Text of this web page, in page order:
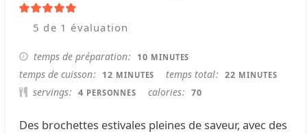
5 de 1 évaluation
temps de préparation 10 MINUTES
MINUTES
temps de cuisson 12 MINUTES
MINUTES temps total 22 MINUTES
MINUTES
servings 4 PERSONNES calories 70
Des brochettes estivales pleines de saveur, avec des